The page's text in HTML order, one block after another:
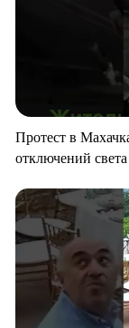
Протест в
отключений света